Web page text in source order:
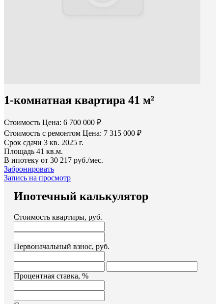
1-комнатная квартира 41 м²
Стоимость Цена: 6 700 000 ₽
Стоимость с ремонтом Цена: 7 315 000 ₽
Срок сдачи 3 кв. 2025 г.
Площадь 41 кв.м.
В ипотеку от 30 217 руб./мес.
Забронировать
Запись на просмотр
Ипотечный калькулятор
Стоимость квартиры, руб.
Первоначальный взнос, руб.
Процентная ставка, %